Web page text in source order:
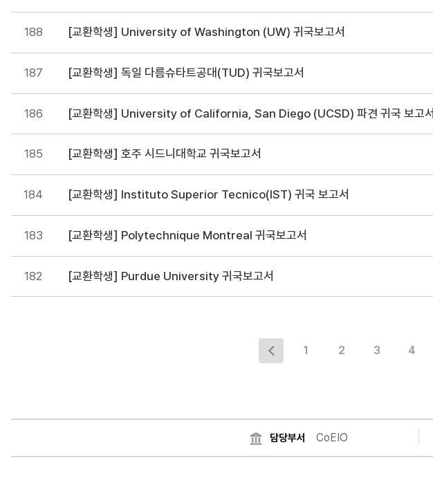
188 [교환학생] University of Washington (UW) 귀국보고서
187 [교환학생] 독일 다름슈타트공대(TUD) 귀국보고서
186 [교환학생] University of California, San Diego (UCSD) 파견 귀국 보고서
185 [교환학생] 호주 시드니대학교 귀국보고서
184 [교환학생] Instituto Superior Tecnico(IST) 귀국 보고서
183 [교환학생] Polytechnique Montreal 귀국보고서
182 [교환학생] Purdue University 귀국보고서
1 2 3 4
담당부서 CoEIO